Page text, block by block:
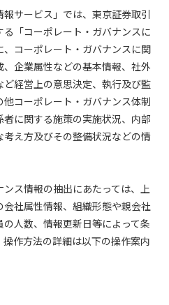
報サービス」では、東京証券取引
「コーポレート・ガバナンスに
コーポレート・ガバナンスに関
企業属性などの基本情報、社外
経営上の意思決定、執行及び監
コーポレート・ガバナンス体制
に関する施策の実施状況、内部
え方及びその整備状況などの情
ス情報の抽出にあたっては、上
社属性情報、組織形態や親会社
人数、情報更新日等によって条
作方法の詳細は以下の操作案内